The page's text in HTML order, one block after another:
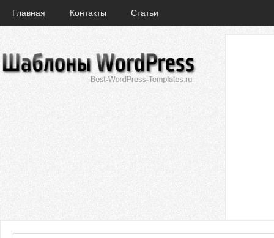
Главная Контакты Статьи